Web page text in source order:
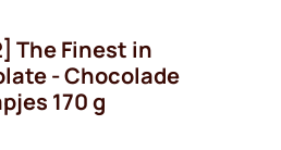
The Finest in
- Chocolade
170 g